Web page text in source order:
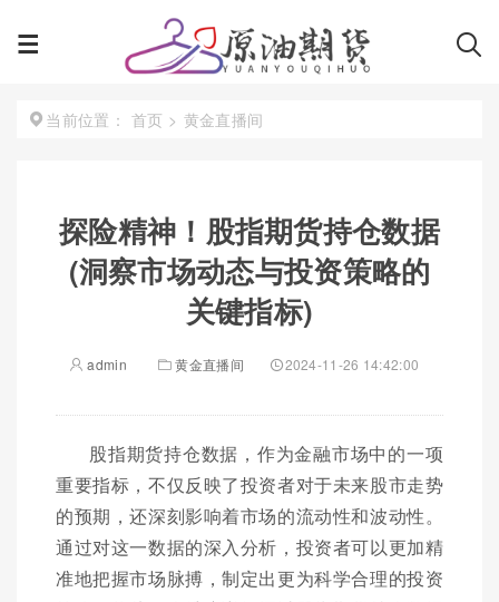
当前位置： 首页 > 黄金直播间
探险精神！股指期货持仓数据
(洞察市场动态与投资策略的
关键指标)
admin 黄金直播间 2024-11-26 14:42:00
股指期货持仓数据，作为金融市场中的一项
重要指标，不仅反映了投资者对于未来股市走势
的预期，还深刻影响着市场的流动性和波动性。
通过对这一数据的深入分析，投资者可以更加精
准地把握市场脉搏，制定出更为科学合理的投资